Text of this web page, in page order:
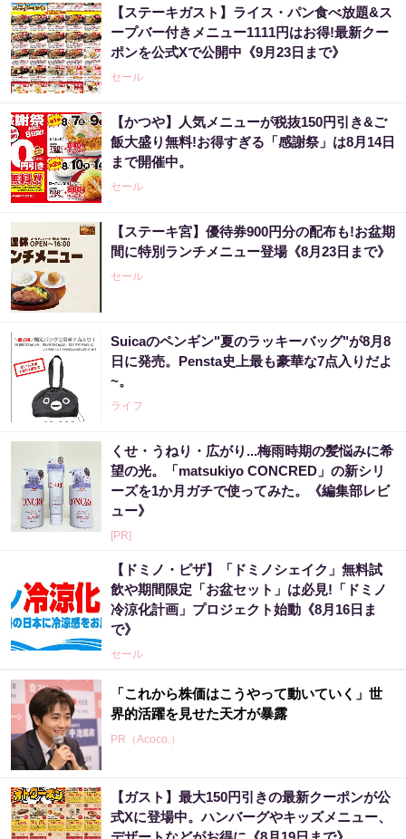
【ステーキガスト】ライス・パン食べ放題&ス
ープバー付きメニュー1111円はお得!最新クー
ポンを公式Xで公開中《9月23日まで》
セール
【かつや】人気メニューが税抜150円引き&ご
飯大盛り無料!お得すぎる「感謝祭」は8月14日
まで開催中。
セール
【ステーキ宮】優待券900円分の配布も!お盆期
間に特別ランチメニュー登場《8月23日まで》
セール
Suicaのペンギン"夏のラッキーバッグ"が8月8
日に発売。Pensta史上最も豪華な7点入りだよ
~。
ライフ
くせ・うねり・広がり...梅雨時期の髪悩みに希
望の光。「matsukiyo CONCRED」の新シリ
ーズを1か月ガチで使ってみた。《編集部レビ
ュー》
[PR]
【ドミノ・ピザ】「ドミノシェイク」無料試
飲や期間限定「お盆セット」は必見!「ドミノ
冷涼化計画」プロジェクト始動《8月16日ま
で》
セール
「これから株価はこうやって動いていく」世
界的活躍を見せた天才が暴露
PR（Acoco.）
【ガスト】最大150円引きの最新クーポンが公
式Xに登場中。ハンバーグやキッズメニュー、